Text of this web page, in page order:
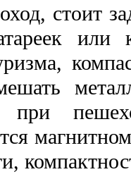
стоит
или